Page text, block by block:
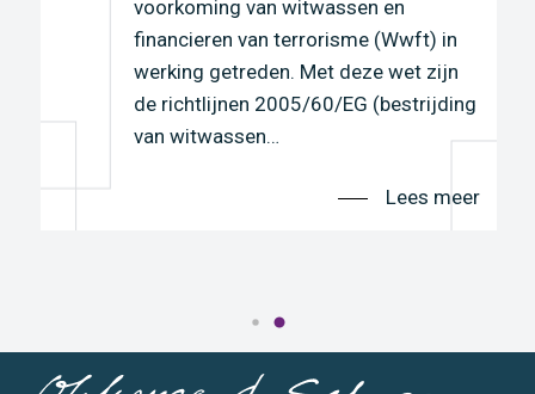
voorkoming van witwassen en
financieren van terrorisme (Wwft) in
werking getreden. Met deze wet zijn
de richtlijnen 2005/60/EG (bestrijding
van witwassen…
Lees meer